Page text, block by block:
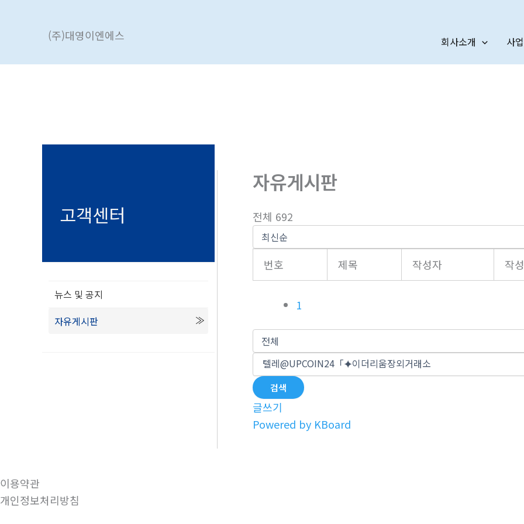
(주)대영이엔에스
회사소개 사
고객센터
뉴스 및 공지
자유게시판
자유게시판
전체 692
번호 제목 작성자 작
1
검색
글쓰기
Powered by KBoard
이용약관
개인정보처리방침